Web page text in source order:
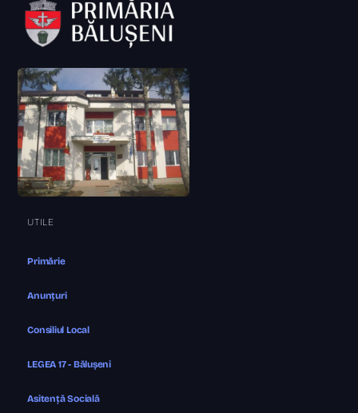
UTILE
Primărie
Anunțuri
Consiliul Local
LEGEA 17 - Bălușeni
Asitență Socială